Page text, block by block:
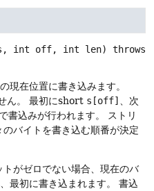
int off, int len)
throws
現在位置に書き込みます。
。 最初にshort s[off]
、次
書込みが行われます。
ストリ
バイトを書き込む順番が決定
がゼロでない場合、現在のバ
最初に書き込まれます。
書込